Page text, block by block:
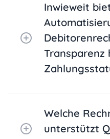
Inwieweit
Transparenz
Welche
unterstützt